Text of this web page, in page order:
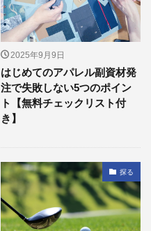
2025年9月9日
はじめてのアパレル副資材発
注で失敗しない5つのポイン
ト【無料チェックリスト付
き】
探る